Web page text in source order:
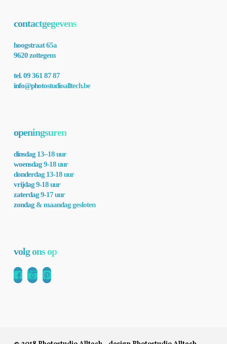
contactgegevens
hoogstraat 65a
9620 zottegem
tel. 09 361 87 87
info@photostudioalltech.be
openingsuren
dinsdag 13–18 uur
woensdag 9-18 uur
donderdag 13-18 uur
vrijdag 9-18 uur
zaterdag 9-17 uur
zondag & maandag gesloten
volg ons op